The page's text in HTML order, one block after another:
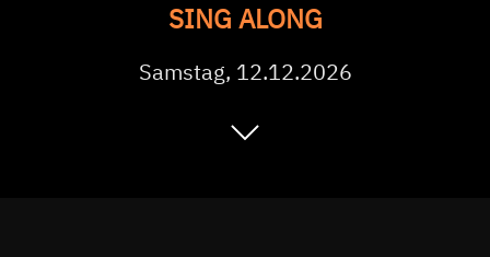
SING ALONG
Samstag, 12.12.2026